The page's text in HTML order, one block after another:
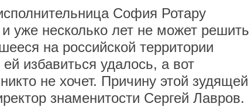
София Ротару
уже несколько лет не может решить
на российской территории
избавиться удалось, а вот
не хочет. Причину этой зудящей
знаменитости Сергей Лавров.